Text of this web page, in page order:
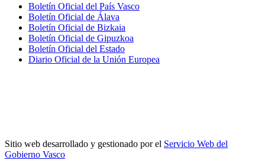
Boletín Oficial del País Vasco
Boletín Oficial de Álava
Boletín Oficial de Bizkaia
Boletín Oficial de Gipuzkoa
Boletín Oficial del Estado
Diario Oficial de la Unión Europea
Sitio web desarrollado y gestionado por el Servicio Web del
Gobierno Vasco